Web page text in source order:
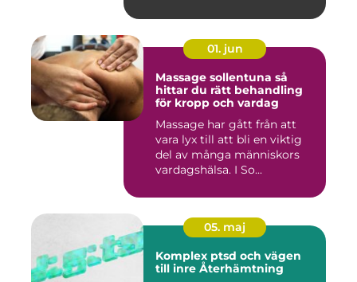
01. jun
Massage sollentuna så
hittar du rätt behandling
för kropp och vardag
Massage har gått från att
vara lyx till att bli en viktig
del av många människors
vardagshälsa. I So...
05. maj
Komplex ptsd och vägen
till inre Återhämtning